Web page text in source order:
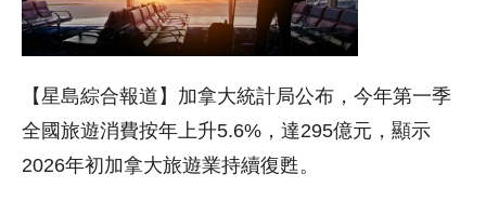
【星島綜合報道】加拿大統計局公布，今年第一季
全國旅遊消費按年上升5.6%，達295億元，顯示
2026年初加拿大旅遊業持續復甦。